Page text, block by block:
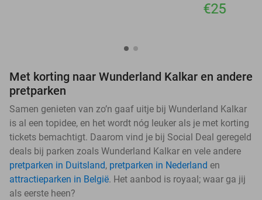
€25
Met korting naar Wunderland Kalkar en andere
pretparken
Samen genieten van zo’n gaaf uitje bij Wunderland Kalkar
is al een topidee, en het wordt nóg leuker als je met korting
tickets bemachtigt. Daarom vind je bij Social Deal geregeld
deals bij parken zoals Wunderland Kalkar en vele andere
pretparken in Duitsland, pretparken in Nederland en
attractieparken in België. Het aanbod is royaal; waar ga jij
als eerste heen?